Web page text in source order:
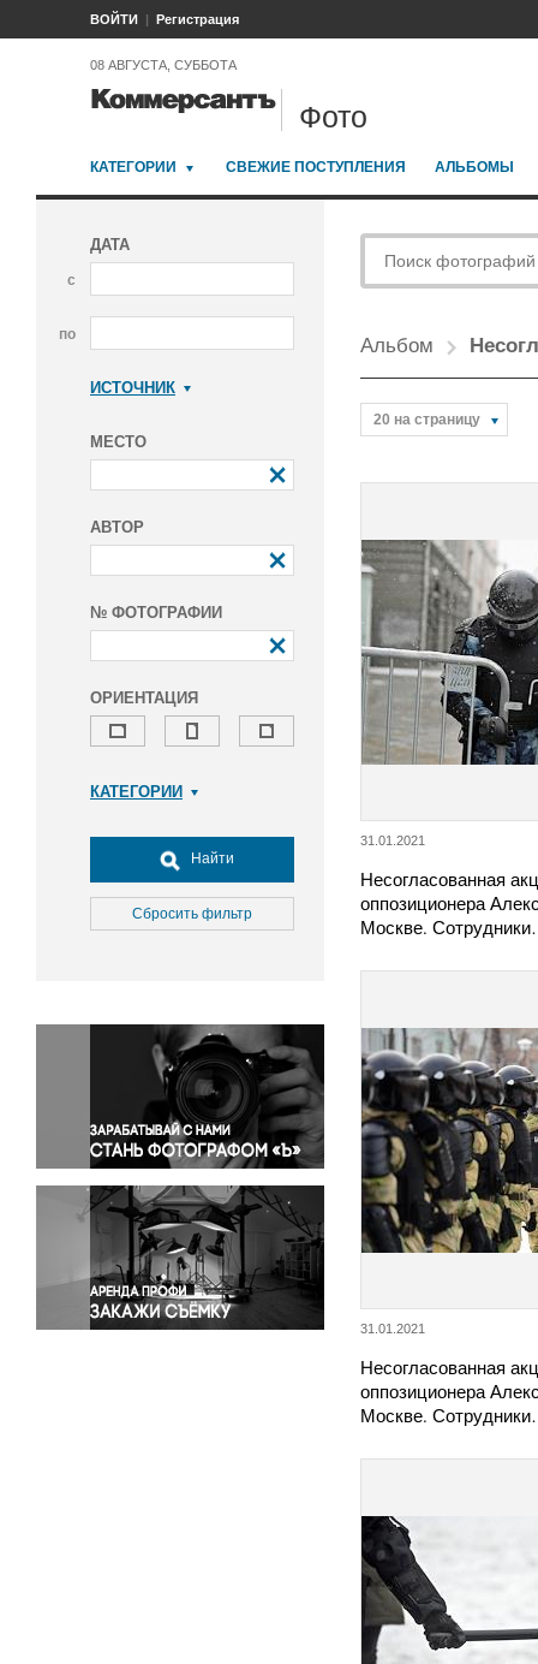
ВОЙТИ Регистрация
08 АВГУСТА, СУББОТА
Фото
КАТЕГОРИИ СВЕЖИЕ ПОСТУПЛЕНИЯ АЛЬБОМЫ
ДАТА
с
по
ИСТОЧНИК
МЕСТО
АВТОР
№ ФОТОГРАФИИ
ОРИЕНТАЦИЯ
КАТЕГОРИИ
Досуг, туризм и отдых
Культура
Медицина
Окружающая среда
Политика
Правосудие
Происшествия и конфликты
Религия
Светская жизнь
Спорт
Экология
Экономика и бизнес
Найти
Сбросить фильтр
Альбом
20 на страницу
31.01.2021
Несогласованная
оппозиционера
Москве.
31.01.2021
Несогласованная
оппозиционера
Москве.